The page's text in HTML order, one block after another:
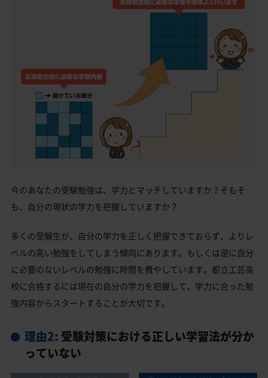
今のあなたの受験勉強は、学力とマッチしていますか？そもそ
も、自分の現状の学力を把握していますか？
多くの受験生が、自分の学力を正しく把握できておらず、よりレ
ベルの高い勉強をしてしまう傾向にあります。もしくは逆に自分
に必要のないレベルの勉強に時間を費やしています。都立工芸高
校に合格するには現在の自分の学力を把握して、学力に合った勉
強内容からスタートすることが大切です。
理由2: 受験対策における正しい学習法が分か
っていない